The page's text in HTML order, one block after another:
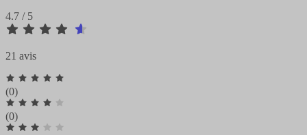
4.7 / 5
21 avis
(0)
(0)